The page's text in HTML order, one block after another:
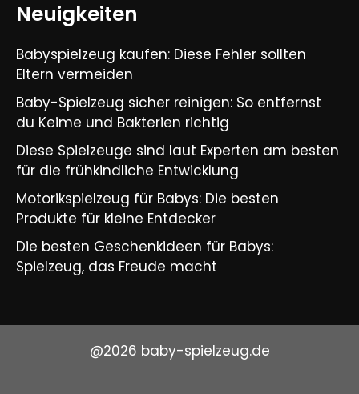
Neuigkeiten
Babyspielzeug kaufen: Diese Fehler sollten
Eltern vermeiden
Baby-Spielzeug sicher reinigen: So entfernst
du Keime und Bakterien richtig
Diese Spielzeuge sind laut Experten am besten
für die frühkindliche Entwicklung
Motorikspielzeug für Babys: Die besten
Produkte für kleine Entdecker
Die besten Geschenkideen für Babys:
Spielzeug, das Freude macht
@2026 baby-spielzeug.de